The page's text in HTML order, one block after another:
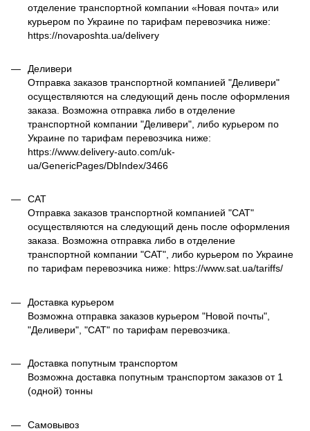
отделение транспортной компании «Новая почта» или
курьером по Украине по тарифам перевозчика ниже:
https://novaposhta.ua/delivery
Деливери
Отправка заказов транспортной компанией "Деливери"
осуществляются на следующий день после оформления
заказа. Возможна отправка либо в отделение
транспортной компании "Деливери", либо курьером по
Украине по тарифам перевозчика ниже:
https://www.delivery-auto.com/uk-
ua/GenericPages/DbIndex/3466
САТ
Отправка заказов транспортной компанией "САТ"
осуществляются на следующий день после оформления
заказа. Возможна отправка либо в отделение
транспортной компании "САТ", либо курьером по Украине
по тарифам перевозчика ниже: https://www.sat.ua/tariffs/
Доставка курьером
Возможна отправка заказов курьером "Новой почты",
"Деливери", "САТ" по тарифам перевозчика.
Доставка попутным транспортом
Возможна доставка попутным транспортом заказов от 1
(одной) тонны
Самовывоз